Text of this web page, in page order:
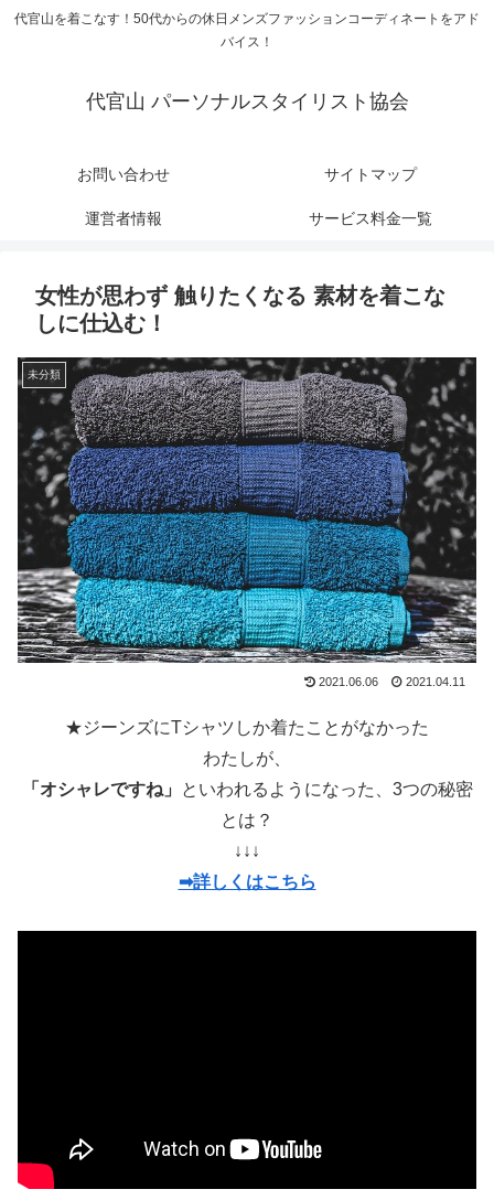
代官山を着こなす！50代からの休日メンズファッションコーディネートをアド
バイス！
代官山 パーソナルスタイリスト協会
お問い合わせ サイトマップ
運営者情報 サービス料金一覧
女性が思わず 触りたくなる 素材を着こな
しに仕込む！
未分類
2021.06.06 2021.04.11
★ジーンズにTシャツしか着たことがなかった
わたしが、
「オシャレですね」
といわれるようになった、3つの秘密
とは？
↓↓↓
➡詳しくはこちら